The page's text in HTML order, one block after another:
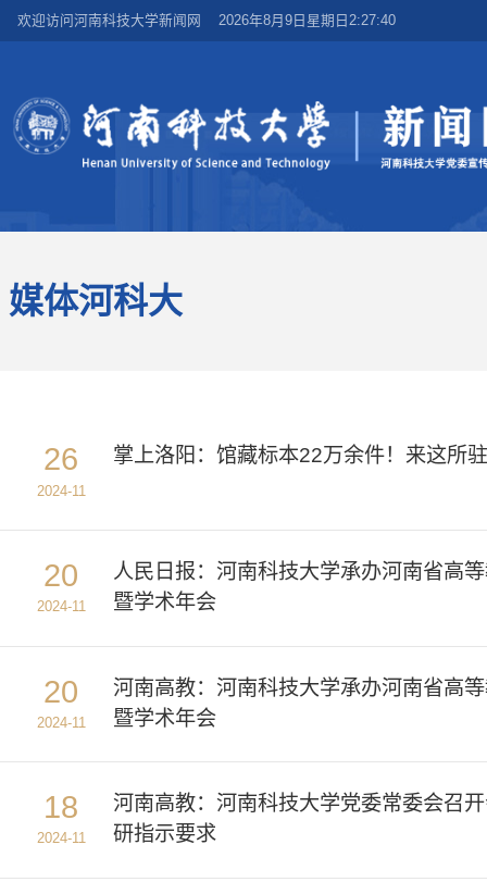
欢迎访问河南科技大学新闻网 2026年8月9日星期日2:27:40
媒体河科大
26
2024-11
掌上洛阳：馆藏标本22万余件！来这所
20
2024-11
人民日报：河南科技大学承办河南省高
暨学术年会
20
2024-11
河南高教：河南科技大学承办河南省高
暨学术年会
18
2024-11
河南高教：河南科技大学党委常委会召
研指示要求